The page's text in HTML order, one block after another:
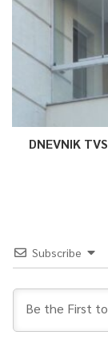
–
Da se
nasilja nad
javne kampanje,
bilježi povećan
femicid i učestala
žene najčećše
porodici, što je
period prošle
inicijative.
–Svaka inicijativa
namjere kada je
DNEVNIK
Subscribe